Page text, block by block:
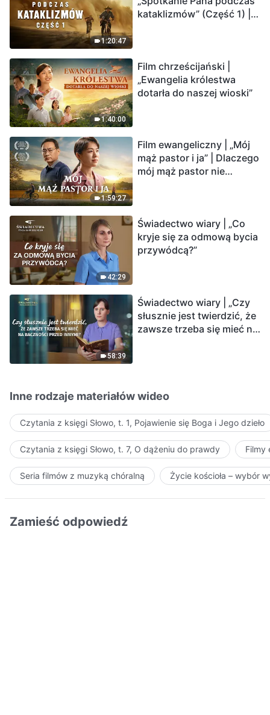
już drogę ocalenia?
1:20:47
kataklizmów” (Część 1) |
1:40:00
Film chrześcijański |
„Ewangelia królestwa
dotarła do naszej wioski”
1:59:27
Film ewangeliczny | „Mój
mąż pastor i ja” | Dlaczego
mój mąż pastor nie
42:29
Świadectwo wiary | „Co
kryje się za odmową bycia
przywódcą?”
58:39
Świadectwo wiary | „Czy
słusznie jest twierdzić, że
zawsze trzeba się mieć na
Inne rodzaje materiałów wideo
Czytania z księgi Słowo, t. 1, Pojawienie się Boga i Jego dzieło
Czytania z księgi Słowo, t. 7, O dążeniu do prawdy Filmy
Seria filmów z muzyką chóralną Życie kościoła – wybór
Zamieść odpowiedź